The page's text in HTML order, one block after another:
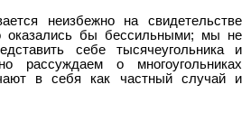
неизбежно на свидетельстве
оказались бы бессильными; мы не
себе тысячеугольника и
рассуждаем о многоугольниках
в себя как частный случай и